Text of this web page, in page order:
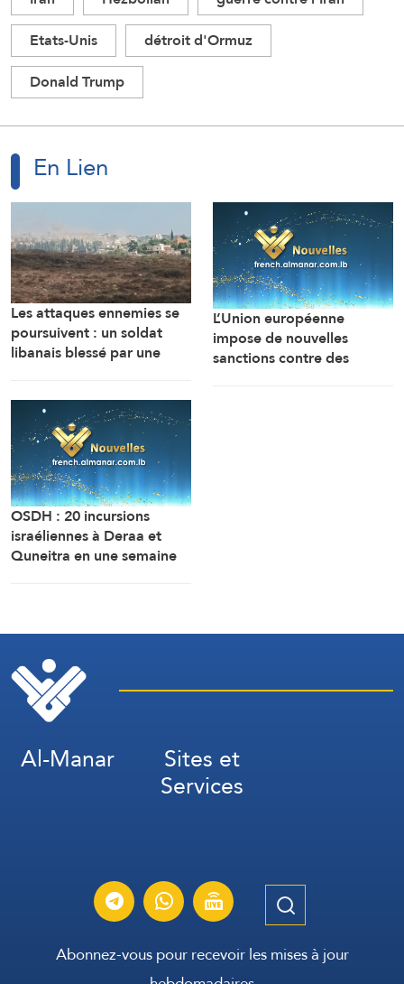
Etats-Unis
détroit d'Ormuz
Donald Trump
En Lien
Les attaques ennemies se
poursuivent : un soldat
libanais blessé par une
L’Union européenne
impose de nouvelles
sanctions contre des
OSDH : 20 incursions
israéliennes à Deraa et
Quneitra en une semaine
Al-Manar Sites et
Services
Abonnez-vous pour recevoir les mises à jour